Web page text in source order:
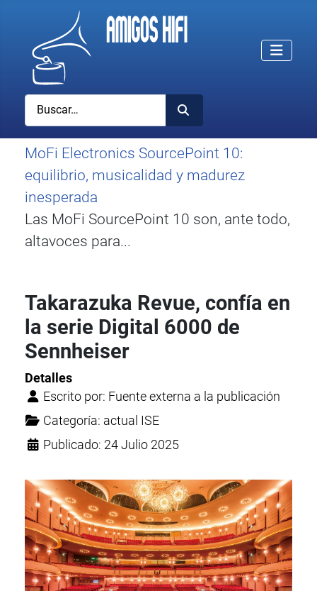
Buscar
MoFi Electronics SourcePoint 10:
equilibrio, musicalidad y madurez
inesperada
Las MoFi SourcePoint 10 son, ante todo,
altavoces para...
Takarazuka Revue, confía en
la serie Digital 6000 de
Sennheiser
Detalles
Escrito por: Fuente externa a la publicación
Categoría: actual ISE
Publicado: 24 Julio 2025